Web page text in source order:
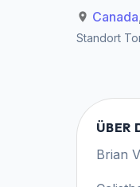
Canada
Standort
ÜBER
Brian